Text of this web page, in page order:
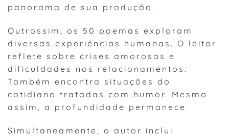
panorama de sua produção.
Outrossim, os 50 poemas exploram
diversas experiências humanas. O leitor
reflete sobre crises amorosas e
dificuldades nos relacionamentos.
Também encontra situações do
cotidiano tratadas com humor. Mesmo
assim, a profundidade permanece.
Simultaneamente, o autor inclui